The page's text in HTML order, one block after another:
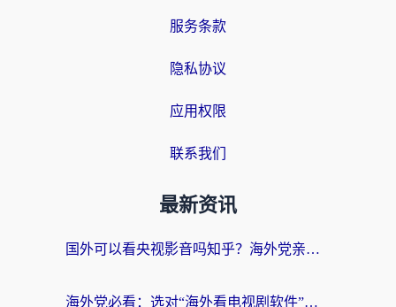
服务条款
隐私协议
应用权限
联系我们
最新资讯
国外可以看央视影音吗知乎？海外党亲测有效的回国加速方案
海外党必看：选对“海外看电视剧软件”，再也不用愁国内剧刷不了